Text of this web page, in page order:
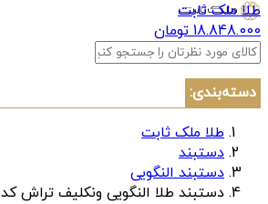
طلا ملک ثابت
18.848.000 تومان
دسته‌بندی:
طلا ملک ثابت
دستبند
دستبند النگویی
دستبند طلا النگویی ونکلیف تراش کد 1755